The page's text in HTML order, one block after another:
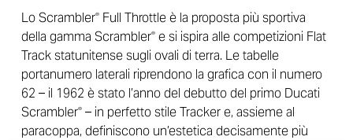
Lo Scrambler®Full Throttle è la proposta più sportiva
della gamma Scrambler®e si ispira alle competizioni Flat
Track statunitense sugli ovali di terra. Le tabelle
portanumero laterali riprendono la grafica con il numero
62 – il 1962 è stato l’anno del debutto del primo Ducati
Scrambler®– in perfetto stile Tracker e, assieme al
paracoppa, definiscono un’estetica decisamente più